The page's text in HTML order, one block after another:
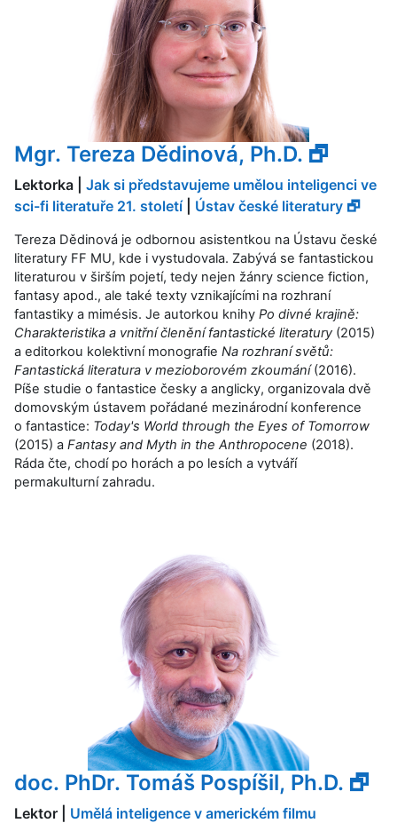
Mgr. Tereza Dědinová, Ph.D. 🗗
Lektorka | Jak si představujeme umělou inteligenci ve
sci-fi literatuře 21. století| Ústav české literatury 🗗
Tereza Dědinová je odbornou asistentkou na Ústavu české
literatury FF MU, kde i vystudovala. Zabývá se fantastickou
literaturou v širším pojetí, tedy nejen žánry science fiction,
fantasy apod., ale také texty vznikajícími na rozhraní
fantastiky a mimésis. Je autorkou knihy Po divné krajině:
Charakteristika a vnitřní členění fantastické literatury (2015)
a editorkou kolektivní monografie Na rozhraní světů:
Fantastická literatura v mezioborovém zkoumání(2016).
Píše studie o fantastice česky a anglicky, organizovala dvě
domovským ústavem pořádané mezinárodní konference
o fantastice: Today's World through the Eyes of Tomorrow
(2015) a Fantasy and Myth in the Anthropocene (2018).
Ráda čte, chodí po horách a po lesích a vytváří
permakulturní zahradu.
doc. PhDr. Tomáš Pospíšil, Ph.D. 🗗
Lektor | Umělá inteligence v americkém filmu